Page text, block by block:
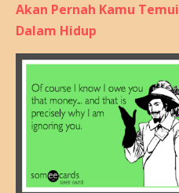
Akan Pernah Kamu Temui
Dalam Hidup